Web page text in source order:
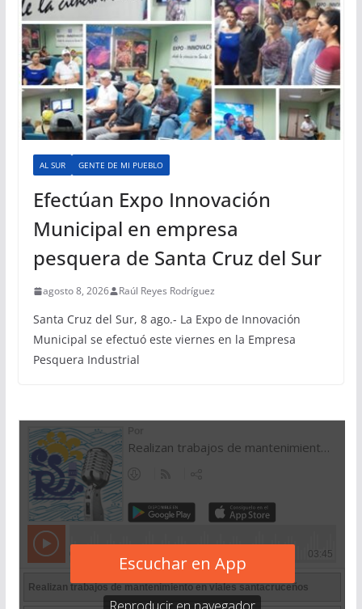
AL SUR GENTE DE MI PUEBLO
Efectúan Expo Innovación
Municipal en empresa
pesquera de Santa Cruz del Sur
agosto 8, 2026 Raúl Reyes Rodríguez
Santa Cruz del Sur, 8 ago.- La Expo de Innovación
Municipal se efectuó este viernes en la Empresa
Pesquera Industrial